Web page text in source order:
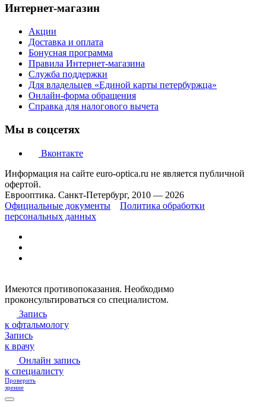
Интернет-магазин
Акции
Доставка и оплата
Бонусная программа
Правила Интернет-магазина
Служба поддержки
Для владельцев «Единой карты петербуржца»
Онлайн-форма обращения
Справка для налогового вычета
Мы в соцсетях
Вконтакте
Информация на сайте euro-optica.ru не является публичной
офертой.
Еврооптика. Санкт-Петербург, 2010 — 2026
Официальные документы
Политика обработки
персональных данных
Имеются противопоказания. Необходимо
проконсультироваться со специалистом.
Запись
к офтальмологу
Запись
к врачу
Онлайн запись
к специалисту
Проверить
зрение